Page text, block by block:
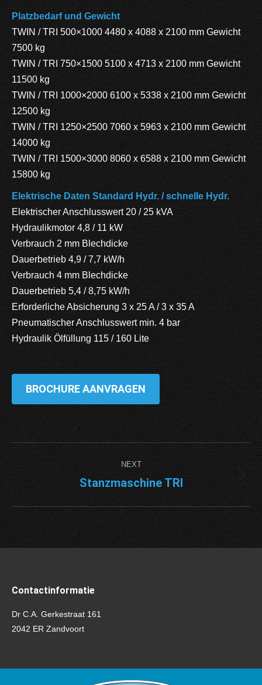
Platzbedarf und Gewicht
TWIN / TRI 500×1000 4480 x 4088 x 2100 mm Gewicht
7500 kg
TWIN / TRI 750×1500 5100 x 4713 x 2100 mm Gewicht
11500 kg
TWIN / TRI 1000×2000 6100 x 5338 x 2100 mm Gewicht
12500 kg
TWIN / TRI 1250×2500 7060 x 5963 x 2100 mm Gewicht
14000 kg
TWIN / TRI 1500×3000 8060 x 6588 x 2100 mm Gewicht
15800 kg
Elektrische Daten Standard Hydr. / schnelle Hydr.
Elektrischer Anschlusswert 20 / 25 kVA
Hydraulikmotor 4,8 / 11 kW
Verbrauch 2 mm Blechdicke
Dauerbetrieb 4,9 / 7,7 kW/h
Verbrauch 4 mm Blechdicke
Dauerbetrieb 5,4 / 8,75 kW/h
Erforderliche Absicherung 3 x 25 A / 3 x 35 A
Pneumatischer Anschlusswert min. 4 bar
Hydraulik Ölfüllung 115 / 160 Lite
BROCHURE AANVRAGEN
Project
navigation
NEXT
Next
project:
Stanzmaschine TRI
Contactinformatie
Dr C.A. Gerkestraat 161
2042 ER Zandvoort